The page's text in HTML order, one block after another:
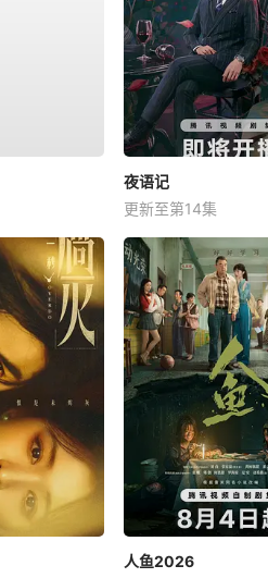
夜语记
更新至第14集
人鱼2026